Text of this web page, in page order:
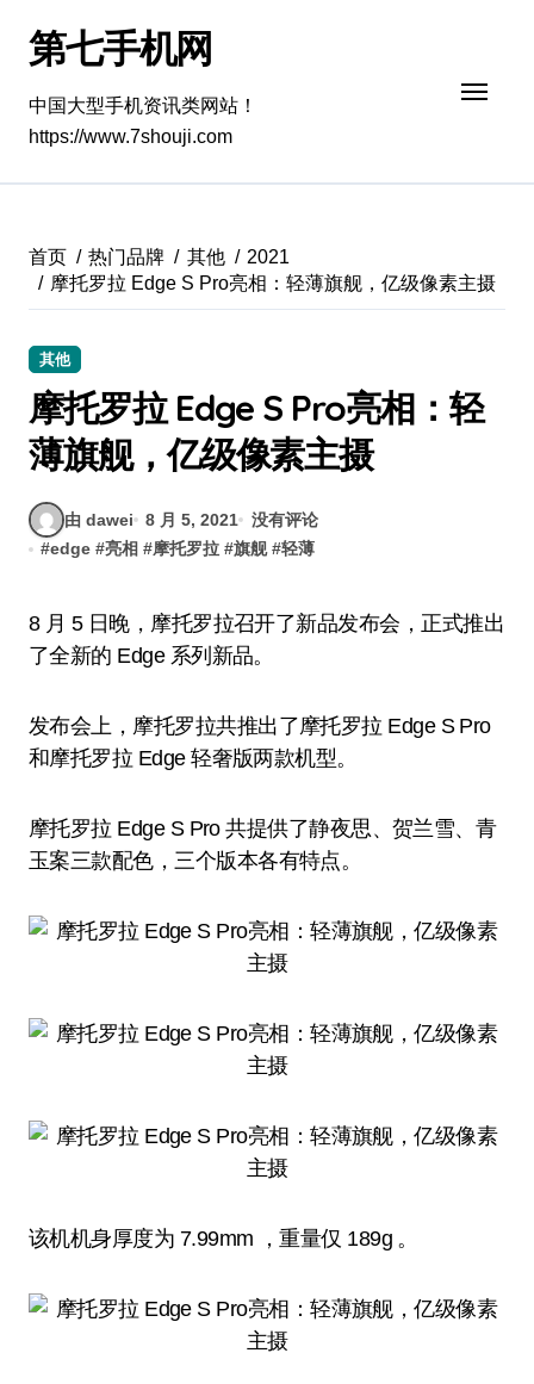
第七手机网
中国大型手机资讯类网站！
https://www.7shouji.com
首页 热门品牌 其他
2021
摩托罗拉 Edge S Pro亮相：轻薄旗舰，亿级像素主摄
其他
摩托罗拉 Edge S Pro亮相：轻
薄旗舰，亿级像素主摄
由 dawei 8 月 5, 2021
没有评论
#edge #亮相 #摩托罗拉 #旗舰 #轻薄
8 月 5 日晚，摩托罗拉召开了新品发布会，正式推出
了全新的 Edge 系列新品。
发布会上，摩托罗拉共推出了摩托罗拉 Edge S Pro
和摩托罗拉 Edge 轻奢版两款机型。
摩托罗拉 Edge S Pro 共提供了静夜思、贺兰雪、青
玉案三款配色，三个版本各有特点。
该机机身厚度为 7.99mm ，重量仅 189g 。